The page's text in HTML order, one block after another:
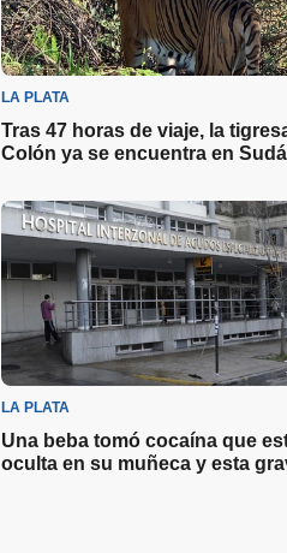
LA PLATA
Tras 47 horas de viaje, la
Colón ya se encuentra en
LA PLATA
Una beba tomó cocaína que
oculta en su muñeca y esta